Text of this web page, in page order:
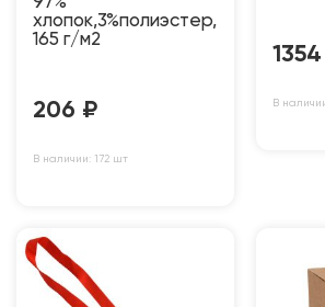
хлопок,3%полиэстер,
165 г/м2
206 ₽
В наличии: 172 шт
1354
В